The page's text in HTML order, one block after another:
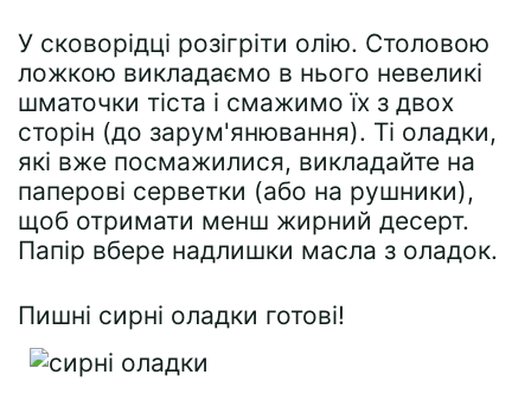
У сковорідці розігріти олію. Столовою
ложкою викладаємо в нього невеликі
шматочки тіста і смажимо їх з двох
сторін (до зарум'янювання). Ті оладки,
які вже посмажилися, викладайте на
паперові серветки (або на рушники),
щоб отримати менш жирний десерт.
Папір вбере надлишки масла з оладок.
Пишні сирні оладки готові!